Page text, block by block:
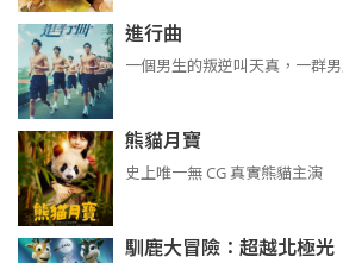
進行曲
一個男生的叛逆叫天真，一群
熊貓月寶
史上唯一無 CG 真實熊貓主演
馴鹿大冒險：超越北極光